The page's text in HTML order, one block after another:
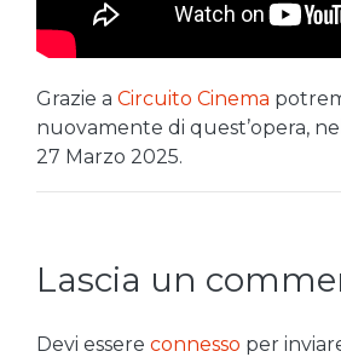
Grazie a Circuito Cinema
nuovamente di quest’opera,
27 Marzo 2025.
Lascia un
Devi essere connesso per